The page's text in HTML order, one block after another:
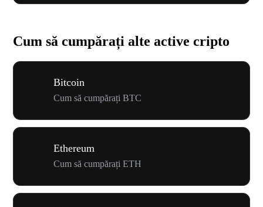
Cum să cumpărați alte active cripto
Bitcoin
Cum să cumpărați BTC
Ethereum
Cum să cumpărați ETH